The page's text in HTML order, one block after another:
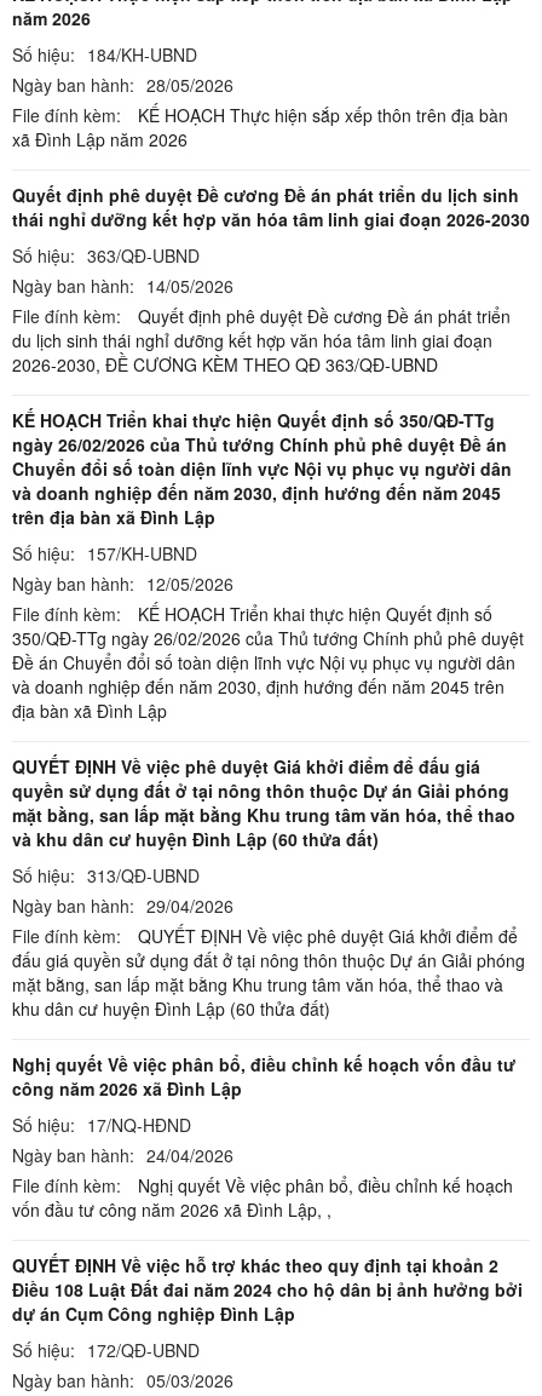
năm 2026
Số hiệu: 184/KH-UBND
Ngày ban hành: 28/05/2026
File đính kèm:
KẾ HOẠCH Thực hiện sắp xếp thôn trên địa bàn
xã Đình Lập năm 2026
Quyết định phê duyệt Đề cương Đề án phát triển du lịch sinh
thái nghỉ dưỡng kết hợp văn hóa tâm linh giai đoạn 2026-2030
Số hiệu: 363/QĐ-UBND
Ngày ban hành: 14/05/2026
File đính kèm:
Quyết định phê duyệt Đề cương Đề án phát triển
du lịch sinh thái nghỉ dưỡng kết hợp văn hóa tâm linh giai đoạn
2026-2030, ĐỀ CƯƠNG KÈM THEO QĐ 363/QĐ-UBND
KẾ HOẠCH Triển khai thực hiện Quyết định số 350/QĐ-TTg
ngày 26/02/2026 của Thủ tướng Chính phủ phê duyệt Đề án
Chuyển đổi số toàn diện lĩnh vực Nội vụ phục vụ người dân
và doanh nghiệp đến năm 2030, định hướng đến năm 2045
trên địa bàn xã Đình Lập
Số hiệu: 157/KH-UBND
Ngày ban hành: 12/05/2026
File đính kèm:
KẾ HOẠCH Triển khai thực hiện Quyết định số
350/QĐ-TTg ngày 26/02/2026 của Thủ tướng Chính phủ phê duyệt
Đề án Chuyển đổi số toàn diện lĩnh vực Nội vụ phục vụ người dân
và doanh nghiệp đến năm 2030, định hướng đến năm 2045 trên
địa bàn xã Đình Lập
QUYẾT ĐỊNH Về việc phê duyệt Giá khởi điểm để đấu giá
quyền sử dụng đất ở tại nông thôn thuộc Dự án Giải phóng
mặt bằng, san lấp mặt bằng Khu trung tâm văn hóa, thể thao
và khu dân cư huyện Đình Lập (60 thửa đất)
Số hiệu: 313/QĐ-UBND
Ngày ban hành: 29/04/2026
File đính kèm:
QUYẾT ĐỊNH Về việc phê duyệt Giá khởi điểm để
đấu giá quyền sử dụng đất ở tại nông thôn thuộc Dự án Giải phóng
mặt bằng, san lấp mặt bằng Khu trung tâm văn hóa, thể thao và
khu dân cư huyện Đình Lập (60 thửa đất)
Nghị quyết Về việc phân bổ, điều chỉnh kế hoạch vốn đầu tư
công năm 2026 xã Đình Lập
Số hiệu: 17/NQ-HĐND
Ngày ban hành: 24/04/2026
File đính kèm:
Nghị quyết Về việc phân bổ, điều chỉnh kế hoạch
vốn đầu tư công năm 2026 xã Đình Lập, ,
QUYẾT ĐỊNH Về việc hỗ trợ khác theo quy định tại khoản 2
Điều 108 Luật Đất đai năm 2024 cho hộ dân bị ảnh hưởng bởi
dự án Cụm Công nghiệp Đình Lập
Số hiệu: 172/QĐ-UBND
Ngày ban hành: 05/03/2026